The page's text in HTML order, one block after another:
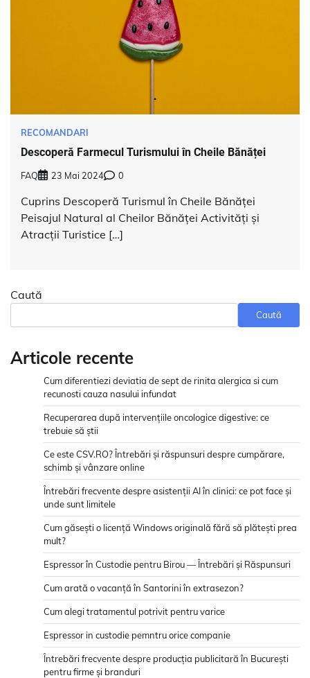
RECOMANDARI
Descoperă Farmecul Turismului în Cheile Bănăței
FAQ 23 Mai 2024 0
Cuprins Descoperă Turismul în Cheile Bănăței
Peisajul Natural al Cheilor Bănăței Activități și
Atracții Turistice […]
Caută
Caută
Articole recente
Cum diferentiezi deviatia de sept de rinita alergica si cum
recunosti cauza nasului infundat
Recuperarea după intervențiile oncologice digestive: ce
trebuie să știi
Ce este CSV.RO? Întrebări și răspunsuri despre cumpărare,
schimb și vânzare online
Întrebări frecvente despre asistenții AI în clinici: ce pot face și
unde sunt limitele
Cum găsești o licență Windows originală fără să plătești prea
mult?
Espressor în Custodie pentru Birou — Întrebări și Răspunsuri
Cum arată o vacanță în Santorini în extrasezon?
Cum alegi tratamentul potrivit pentru varice
Espressor in custodie pemntru orice companie
Întrebări frecvente despre producția publicitară în București
pentru firme și branduri